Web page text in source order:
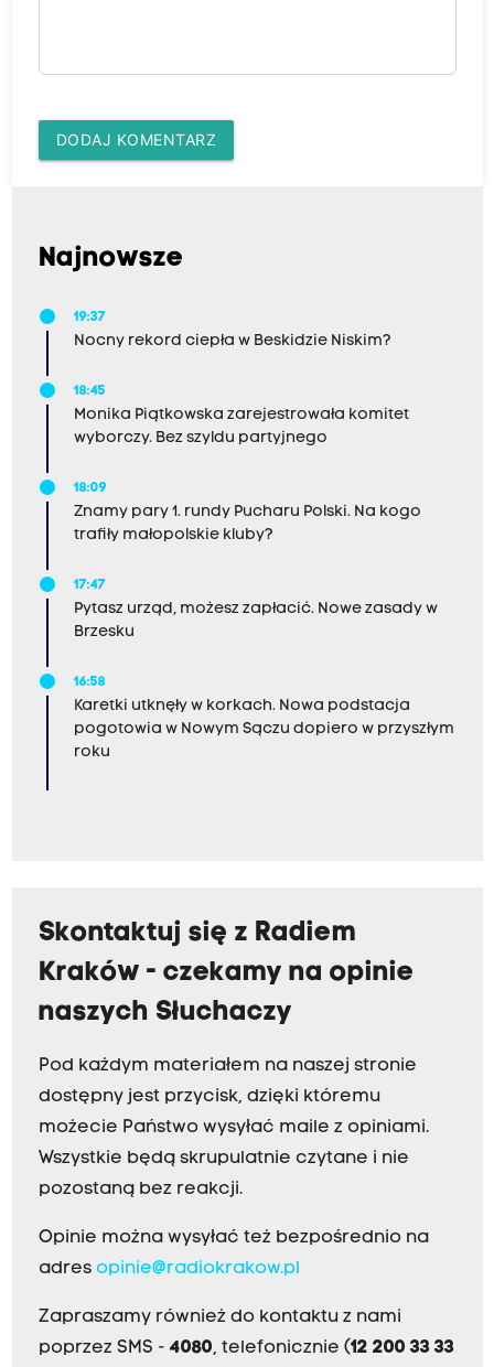
DODAJ KOMENTARZ
Najnowsze
19:37
Nocny rekord ciepła w Beskidzie Niskim?
18:45
Monika Piątkowska zarejestrowała komitet
wyborczy. Bez szyldu partyjnego
18:09
Znamy pary 1. rundy Pucharu Polski. Na kogo
trafiły małopolskie kluby?
17:47
Pytasz urząd, możesz zapłacić. Nowe zasady w
Brzesku
16:58
Karetki utknęły w korkach. Nowa podstacja
pogotowia w Nowym Sączu dopiero w przyszłym
roku
Skontaktuj się z Radiem
Kraków - czekamy na opinie
naszych Słuchaczy
Pod każdym materiałem na naszej stronie
dostępny jest przycisk, dzięki któremu
możecie Państwo wysyłać maile z opiniami.
Wszystkie będą skrupulatnie czytane i nie
pozostaną bez reakcji.
Opinie można wysyłać też bezpośrednio na
adres opinie@radiokrakow.pl
Zapraszamy również do kontaktu z nami
poprzez SMS - 4080, telefonicznie (12 200 33 33